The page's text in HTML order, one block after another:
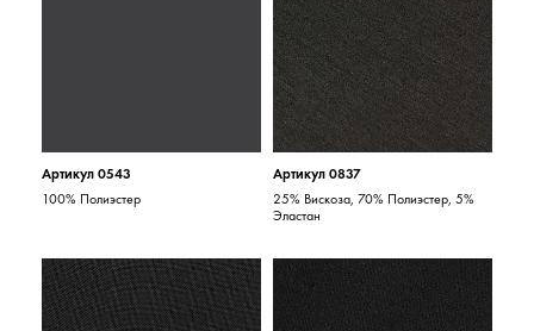
Артикул 0543
100% Полиэстер
Артикул 0837
25% Вискоза, 70% Полиэстер, 5%
Эластан